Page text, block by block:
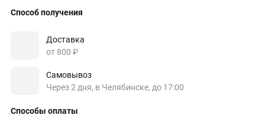
Способ получения
Доставка
от 800 ₽
Самовывоз
Через 2 дня, в Челябинске, до 17:00
Способы оплаты